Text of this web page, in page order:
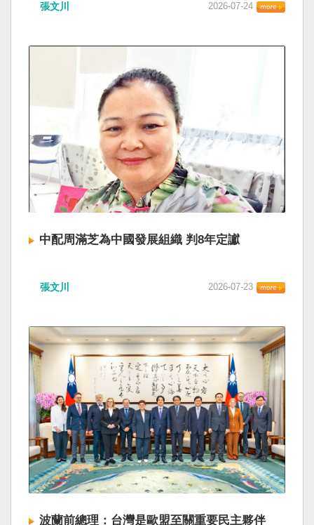
張文川 2026-07-24
中配周滿芝為中國發展組織 判8年定讞
張文川 2026-07-23
波蘭前總理：台灣是歐盟至關重要民主夥伴